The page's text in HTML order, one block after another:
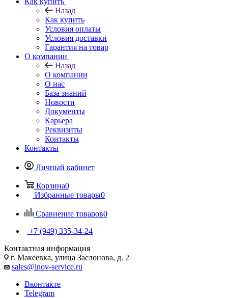
Назад
Как купить
Условия оплаты
Условия доставки
Гарантия на товар
О компании
Назад
О компании
О нас
База знаний
Новости
Документы
Карьера
Реквизиты
Контакты
Контакты
Личный кабинет
Корзина0
Избранные товары0
Сравнение товаров0
+7 (949) 335-34-24
Контактная информация
г. Макеевка, улица Заслонова, д. 2
sales@inov-service.ru
Вконтакте
Telegram